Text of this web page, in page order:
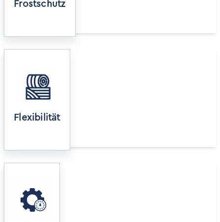
Frostschutz
Flexibilität
Es können sowohl Rund- wie auch Quaderballen
Die Isolierung des Containers sorgt für eine kurze
Aufheizzeit auch bei kälteren Temperaturen.